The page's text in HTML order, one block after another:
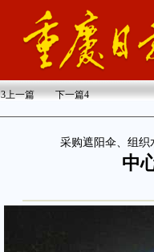
3上一篇 下一篇4
采购遮阳伞、组织
中